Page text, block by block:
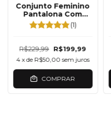
Conjunto Feminino
Pantalona Com
Corset Alça Larga
(1)
R$229,99 R$199,99
4 x de R$50,00 sem juros
COMPRAR